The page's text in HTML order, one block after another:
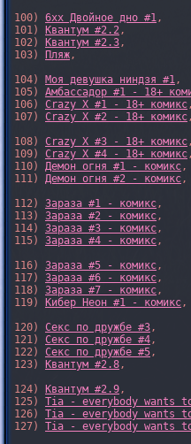
100) 6xx Двойное дно #1,
101)
Квантум #2.2,
102)
Квантум #2.3,
103)
Пляж,
104) Моя девушка ниндзя #1,
105) Амбассадор #1 - 18+
106) Crazy X #1 - 18+ комикс,
107) Crazy X #2 - 18+ комикс,
108) Crazy X #3 - 18+ комикс,
109) Crazy X #4 - 18+ комикс,
110) Демон огня #1 - комикс,
111) Демон огня #2 - комикс,
112) Зараза #1 - комикс,
113) Зараза #2 - комикс,
114) Зараза #3 - комикс,
115) Зараза #4 - комикс,
116) Зараза #5 - комикс,
117) Зараза #6 - комикс,
118) Зараза #7 - комикс,
119)
Кибер Неон #1 - комикс,
120) Секс по дружбе #3,
121) Секс по дружбе #4,
122) Секс по дружбе #5,
123)
Квантум #2.8,
124)
Квантум #2.9,
125) Tia - everybody wants
126) Tia - everybody wants
127) Tia - everybody wants